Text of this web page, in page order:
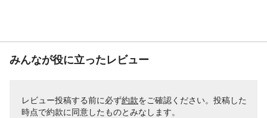
みんなが役に立ったレビュー
レビュー投稿する前に必ず約款をご確認ください。投稿した
時点で約款に同意したものとみなします。